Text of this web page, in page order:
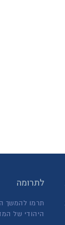
לתרומה
תרמו להמשך
היהודי של